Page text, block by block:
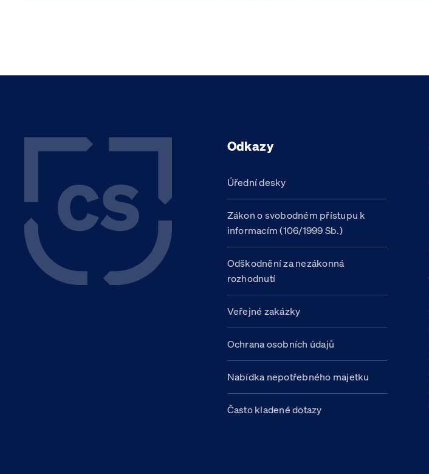
Odkazy
Úřední desky
Zákon o svobodném přístupu k
informacím (106/1999 Sb.)
Odškodnění za nezákonná
rozhodnutí
Veřejné zakázky
Ochrana osobních údajů
Nabídka nepotřebného majetku
Často kladené dotazy